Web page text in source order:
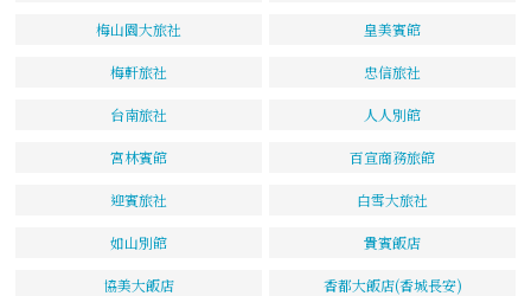
梅山園大旅社 皇美賓館
梅軒旅社 忠信旅社
台南旅社 人人別館
宮林賓館 百宣商務旅館
迎賓旅社 白雪大旅社
如山別館 貴賓飯店
協美大飯店 香都大飯店(香城長安)